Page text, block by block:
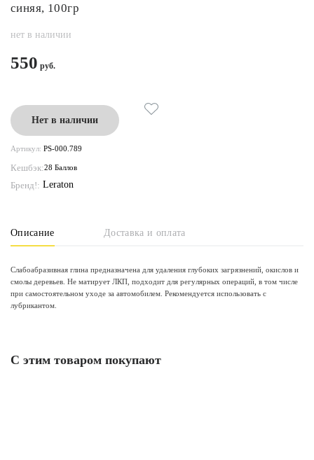
синяя, 100гр
нет в наличии
550
Нет в наличии
Артикул: PS-000.789
Кешбэк:28 Баллов
Бренд!: Leraton
Описание Доставка и оплата
Слабоабразивная глина предназначена для удаления глубоких загрязнений, окислов и
смолы деревьев. Не матирует ЛКП, подходит для регулярных операций, в том числе
при самостоятельном уходе за автомобилем. Рекомендуется использовать с
лубрикантом.
С этим товаром покупают